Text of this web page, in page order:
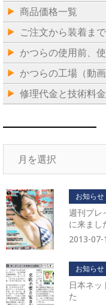
商品価格一覧
ご注文から装着ま
かつらの使用前、
かつらの工場（動画
修理代金と技術料金
イ
ブ
お知らせ
週刊プレ
に来まし
2013-07-
お知らせ
日本ネッ
た